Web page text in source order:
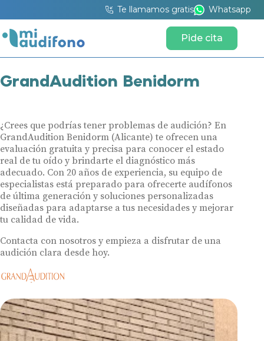
Te llamamos gratis Whatsapp
Pide cita
GrandAudition Benidorm
¿Crees que podrías tener problemas de audición? En
GrandAudition Benidorm (Alicante) te ofrecen una
evaluación gratuita y precisa para conocer el estado
real de tu oído y brindarte el diagnóstico más
adecuado. Con 20 años de experiencia, su equipo de
especialistas está preparado para ofrecerte audífonos
de última generación y soluciones personalizadas
diseñadas para adaptarse a tus necesidades y mejorar
tu calidad de vida.
Contacta con nosotros y empieza a disfrutar de una
audición clara desde hoy.